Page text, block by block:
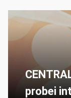
probei